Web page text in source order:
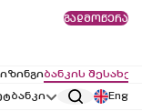
გადმოწერა
ბანკის შესახებ
Eng